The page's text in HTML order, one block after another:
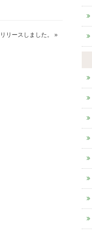
リースしました。 »